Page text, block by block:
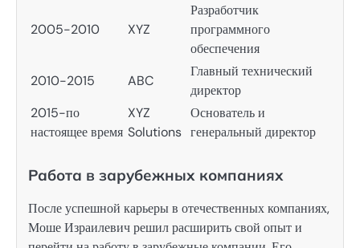
2005-2010 XYZ
Разработчик
программного
обеспечения
2010-2015
ABC
Главный технический
директор
2015-по
настоящее время
XYZ
Solutions
Основатель и
генеральный директор
Работа в зарубежных компаниях
После успешной карьеры в отечественных компаниях,
Моше Израилевич решил расширить свой опыт и